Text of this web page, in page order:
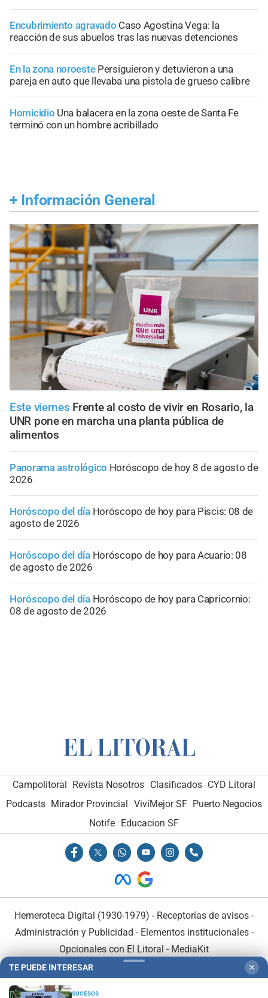
Encubrimiento agravado Caso Agostina Vega: la
reacción de sus abuelos tras las nuevas detenciones
En la zona noroeste Persiguieron y detuvieron a una
pareja en auto que llevaba una pistola de grueso calibre
Homicidio Una balacera en la zona oeste de Santa Fe
terminó con un hombre acribillado
+ Información General
Este viernes Frente al costo de vivir en Rosario, la
UNR pone en marcha una planta pública de
alimentos
Panorama astrológico Horóscopo de hoy 8 de agosto de
2026
Horóscopo del día Horóscopo de hoy para Piscis: 08 de
agosto de 2026
Horóscopo del día Horóscopo de hoy para Acuario: 08
de agosto de 2026
Horóscopo del día Horóscopo de hoy para Capricornio:
08 de agosto de 2026
Campolitoral Revista Nosotros Clasificados CYD Litoral
Podcasts Mirador Provincial VivíMejor SF Puerto Negocios
Notife
Educacion SF
Hemeroteca Digital (1930-1979) - Receptorías de avisos -
Administración y Publicidad - Elementos institucionales-
Opcionales con El Litoral - MediaKit
TE PUEDE INTERESAR ✕
SUCESOS